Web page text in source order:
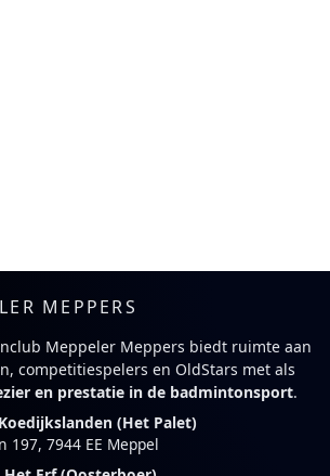
MEPPERS
Meppeler Meppers biedt ruimte aan
competitiespelers en OldStars met als
en prestatie in de badmintonsport.
(Het Palet)
197, 7944 EE Meppel